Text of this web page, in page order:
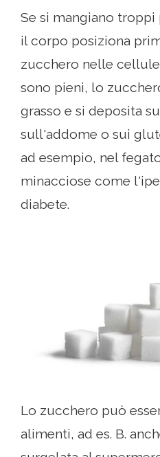
Se si mangiano
il corpo posiziona
zucchero nelle
sono pieni, lo
grasso e si deposita
sull'addome o sui
ad esempio, nel
minacciose come
diabete.
Lo zucchero può
alimenti, ad es. B.